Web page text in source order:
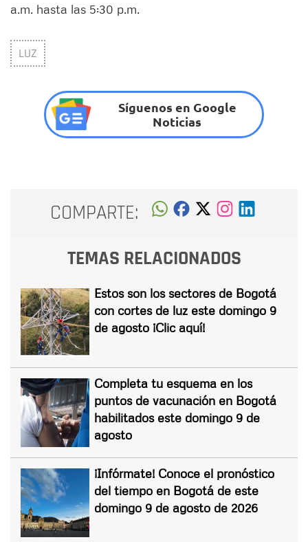
a.m. hasta las 5:30 p.m.
LUZ
Síguenos en Google
Noticias
COMPARTE:
TEMAS RELACIONADOS
Estos son los sectores de Bogotá
con cortes de luz este domingo 9
de agosto ¡Clic aquí!
Completa tu esquema en los
puntos de vacunación en Bogotá
habilitados este domingo 9 de
agosto
¡Infórmate! Conoce el pronóstico
del tiempo en Bogotá de este
domingo 9 de agosto de 2026